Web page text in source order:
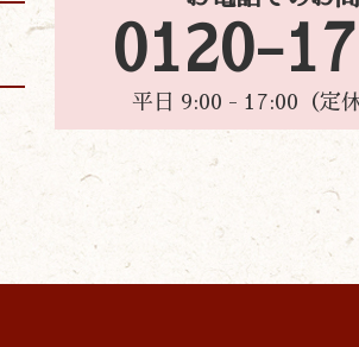
0120-
平日 9:00 - 17:00（定